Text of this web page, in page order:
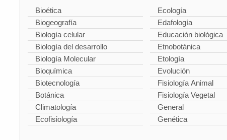
Bioética
Biogeografía
Biología celular
Biología del desarrollo
Biología Molecular
Bioquímica
Biotecnología
Botánica
Climatología
Ecofisiología
Ecología
Edafología
Educación biológica
Etnobotánica
Etología
Evolución
Fisiología Animal
Fisiología Vegetal
General
Genética